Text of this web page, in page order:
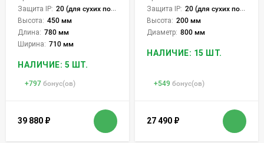
Защита IP: 20 (для сухих пом.)
Высота: 450 мм
Длина: 780 мм
Ширина: 710 мм
НАЛИЧИЕ: 5 ШТ.
+797 бонус(ов)
39 880 ₽
Защита IP: 20 (для сухих пом.)
Высота: 200 мм
Диаметр: 800 мм
НАЛИЧИЕ: 15 ШТ.
+549 бонус(ов)
27 490 ₽